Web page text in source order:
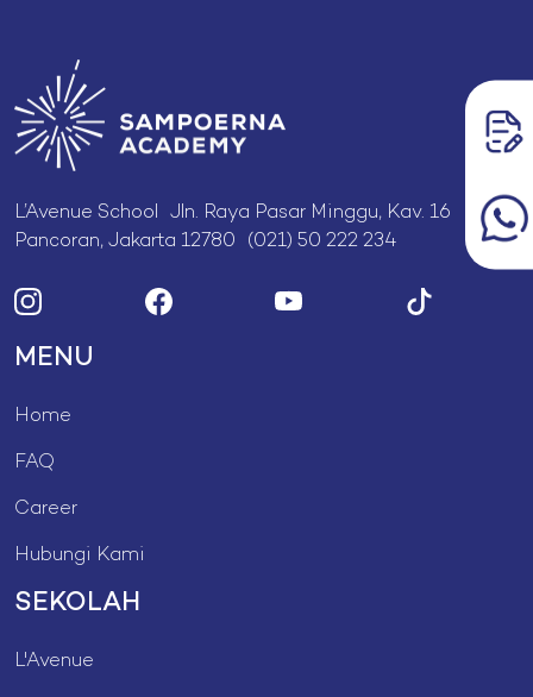
L’Avenue School Jln. Raya Pasar Minggu, Kav. 16
Pancoran, Jakarta 12780 (021) 50 222 234
MENU
Home
FAQ
Career
Hubungi Kami
SEKOLAH
L'Avenue